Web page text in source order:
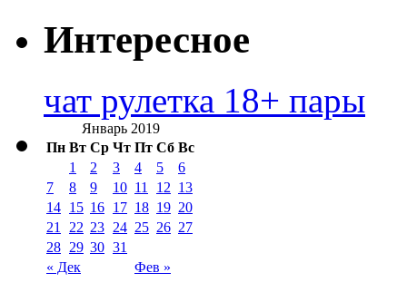
Интересное
чат рулетка 18+ пары
Январь 2019
Пн Вт Ср Чт Пт Сб Вс
« Дек Фев »
1 2 3 4 5
6
7
8 9 10 11 12 13
14 15 16 17 18 19 20
21
22 23 24 25 26 27
28 29 30 31